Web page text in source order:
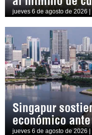
jueves 6 de agosto de 2026
Singapur
económico
jueves 6 de agosto de 2026